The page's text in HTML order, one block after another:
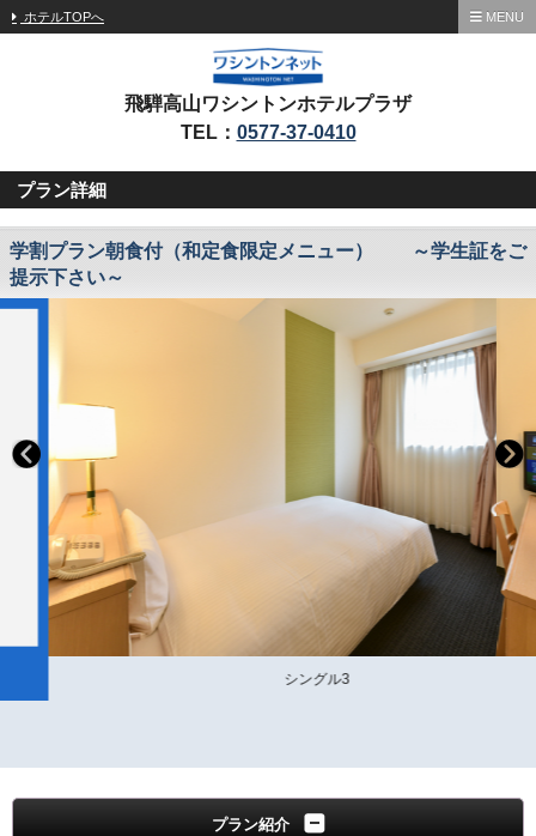
ホテルTOPへ MENU
飛騨高山ワシントンホテルプラザ
TEL： 0577-37-0410
プラン詳細
学割プラン朝食付（和定食限定メニュー） ～学生証をご
提示下さい～
シングル3
プラン紹介